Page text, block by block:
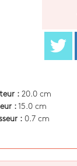
: 20.0 cm
: 15.0 cm
: 0.7 cm